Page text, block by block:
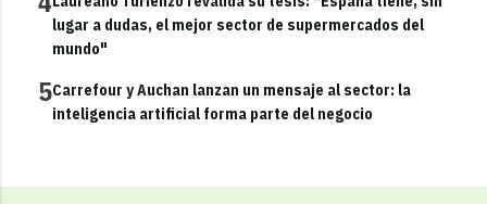
lugar a dudas, el mejor sector de supermercados del
mundo"
5Carrefour y Auchan lanzan un mensaje al sector: la
inteligencia artificial forma parte del negocio